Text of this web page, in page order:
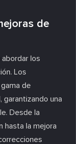
de
los
Los
de
una
Desde la
hasta la mejora